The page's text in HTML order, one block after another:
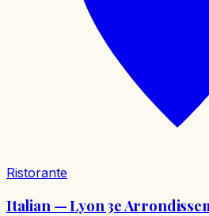
Ristorante
Italian — Lyon 3e